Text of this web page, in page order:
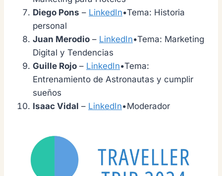
Diego Pons – LinkedIn•Tema: Historia
personal
Juan Merodio – LinkedIn•Tema: Marketing
Digital y Tendencias
Guille Rojo – LinkedIn•Tema:
Entrenamiento de Astronautas y cumplir
sueños
Isaac Vidal – LinkedIn•Moderador